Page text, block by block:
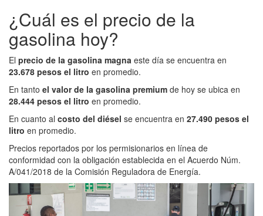
¿Cuál es el precio de la
gasolina hoy?
El precio de la gasolina magna este día se encuentra en
23.678 pesos el litro en promedio.
En tanto el valor de la gasolina premium de hoy se ubica en
28.444 pesos el litro en promedio.
En cuanto al costo del diésel se encuentra en 27.490 pesos el
litro en promedio.
Precios reportados por los permisionarios en línea de
conformidad con la obligación establecida en el Acuerdo Núm.
A/041/2018 de la Comisión Reguladora de Energía.